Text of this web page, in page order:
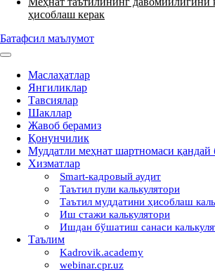
ҳисоблаш керак
Батафсил маълумот
Маслаҳатлар
Янгиликлар
Тавсиялар
Шакллар
Жавоб берамиз
Қонунчилик
Муддатли меҳнат шартномаси қандай
Хизматлар
Smart-кадровый аудит
Таътил пули калькулятори
Таътил муддатини ҳисоблаш
Иш стажи калькулятори
Ишдан бўшатиш санаси
Таълим
Kadrovik.academy
webinar.cpr.uz